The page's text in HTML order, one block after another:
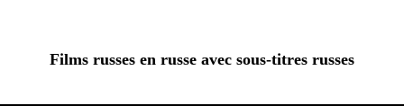
Films russes en russe avec sous-titres russes